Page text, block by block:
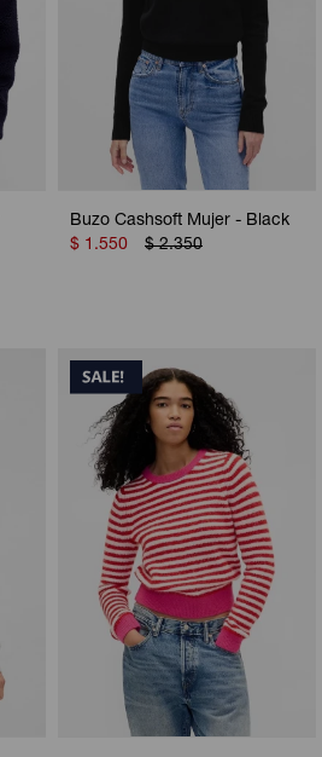
Buzo Cashsoft Mujer - Black
$ 1.550 $ 2.350